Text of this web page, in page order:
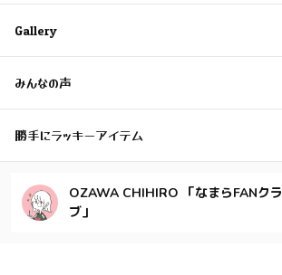
Gallery
みんなの声
勝手にラッキーアイテム
OZAWA CHIHIRO 「なまらFANクラ
ブ」